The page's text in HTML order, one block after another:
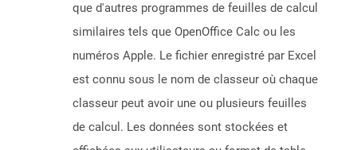
que d'autres programmes de feuilles de calcul
similaires tels que OpenOffice Calc ou les
numéros Apple. Le fichier enregistré par Excel
est connu sous le nom de classeur où chaque
classeur peut avoir une ou plusieurs feuilles
de calcul. Les données sont stockées et